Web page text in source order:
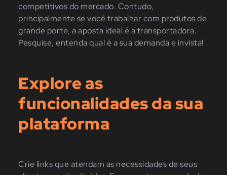
competitivos do mercado. Contudo,
principalmente se você trabalhar com produtos de
grande porte, a aposta ideal é a transportadora.
Pesquise, entenda qual é a sua demanda e invista!
Explore as
funcionalidades da sua
plataforma
Crie links que atendam as necessidades de seus